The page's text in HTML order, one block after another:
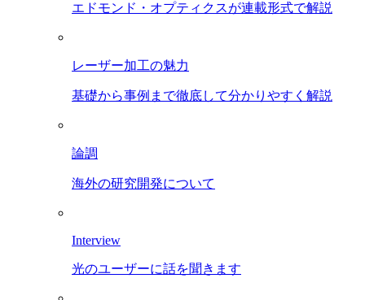
エドモンド・オプティクスが連載形式で解説
レーザー加工の魅力
基礎から事例まで徹底して分かりやすく解説
論調
海外の研究開発について
Interview
光のユーザーに話を聞きます